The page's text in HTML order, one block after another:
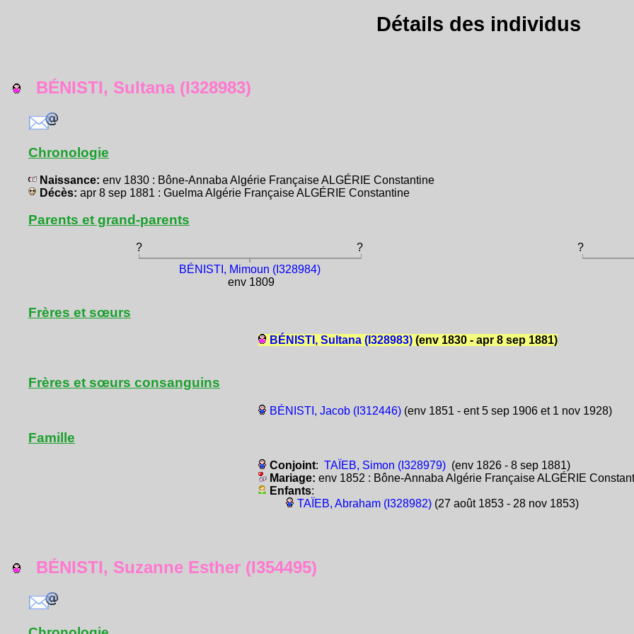
Détails des individus
BÉNISTI, Sultana (I328983)
Chronologie
Naissance: env 1830 : Bône-Annaba Algérie Française ALGÉRIE Constantine
Décès: apr 8 sep 1881 : Guelma Algérie Française ALGÉRIE Constantine
Parents et grand-parents
? ?
?
BÉNISTI, Mimoun (I328984)
env 1809
Frères et sœurs
BÉNISTI, Sultana (I328983) (env 1830 - apr 8 sep 1881)
Frères et sœurs consanguins
BÉNISTI, Jacob (I312446) (env 1851 - ent 5 sep 1906 et 1 nov 1928)
Famille
Conjoint:TAÏEB, Simon (I328979) (env 1826 - 8 sep 1881)
Mariage:env 1852 : Bône-Annaba Algérie Française ALGÉRIE
Enfants:
TAÏEB, Abraham (I328982) (27 août 1853 - 28 nov 1853)
BÉNISTI, Suzanne Esther (I354495)